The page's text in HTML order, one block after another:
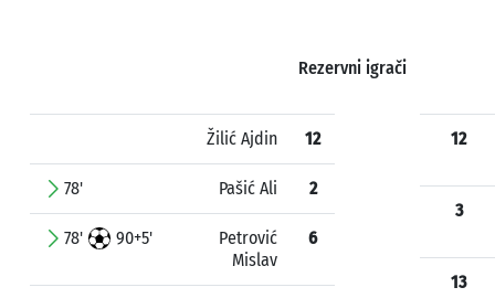
Rezervni igrači
Žilić Ajdin 12
78' Pašić Ali 2
78' 90+5'
Petrović
Mislav
6
12
3
13